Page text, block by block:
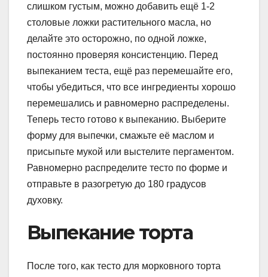
слишком густым, можно добавить ещё 1-2
столовые ложки растительного масла, но
делайте это осторожно, по одной ложке,
постоянно проверяя консистенцию. Перед
выпеканием теста, ещё раз перемешайте его,
чтобы убедиться, что все ингредиенты хорошо
перемешались и равномерно распределены.
Теперь тесто готово к выпеканию. Выберите
форму для выпечки, смажьте её маслом и
присыпьте мукой или выстелите пергаментом.
Равномерно распределите тесто по форме и
отправьте в разогретую до 180 градусов
духовку.
Выпекание торта
После того, как тесто для морковного торта